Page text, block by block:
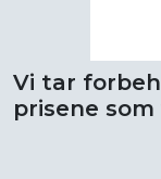
Vi tar
prisene